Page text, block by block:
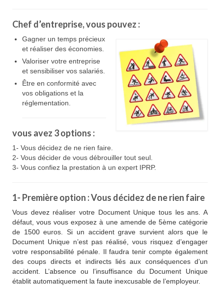
Chef d’entreprise, vous pouvez :
Gagner un temps précieux
et réaliser des économies.
Valoriser votre entreprise
et sensibiliser vos salariés.
Être en conformité avec
vos obligations et la
réglementation.
vous avez 3 options :
1- Vous décidez de ne rien faire.
2- Vous décider de vous débrouiller tout seul.
3- Vous confiez la prestation à un expert IPRP.
1- Première option : Vous décidez de ne rien faire
Vous devez réaliser votre Document Unique tous les ans. A
défaut, vous vous exposez à une amende de 5ème catégorie
de 1500 euros. Si un accident grave survient alors que le
Document Unique n’est pas réalisé, vous risquez d’engager
votre responsabilité pénale. Il faudra tenir compte également
des coups directs et indirects liés aux conséquences d’un
accident. L’absence ou l’insuffisance du Document Unique
établit automatiquement la faute inexcusable de l’employeur.